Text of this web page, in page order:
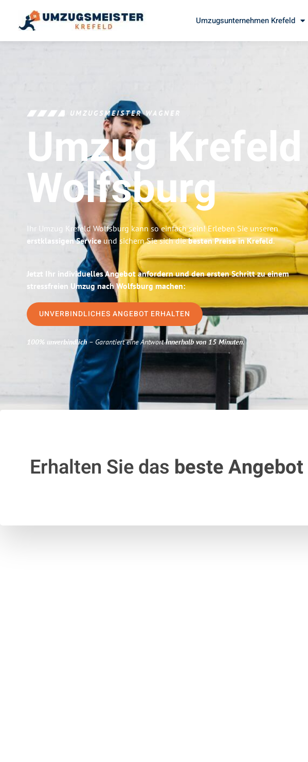
Umzugsunternehmen Krefeld
UMZUGSMEISTER WAGNER
Umzug Krefeld
Wolfsburg
Ihr Umzug Krefeld Wolfsburg kann so einfach sein! Erleben Sie unseren
erstklassigen Service und sichern Sie sich diebesten Preise in Krefeld.
Jetzt Ihr individuelles Angebot anfordern und den ersten Schritt zu einem
stressfreien Umzug nach Wolfsburg machen:
UNVERBINDLICHES ANGEBOT ERHALTEN
100% unverbindlich– Garantiert eine Antwortinnerhalb von 15 Minuten.
Erhalten Sie das beste Angebot